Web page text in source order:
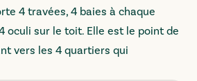
4 travées, 4 baies à chaque
oculi sur le toit. Elle est le point de
vers les 4 quartiers qui